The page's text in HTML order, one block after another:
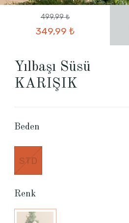
499,99 ₺
349,99 ₺
Yılbaşı Süsü
KARIŞIK
Beden
STD
Renk